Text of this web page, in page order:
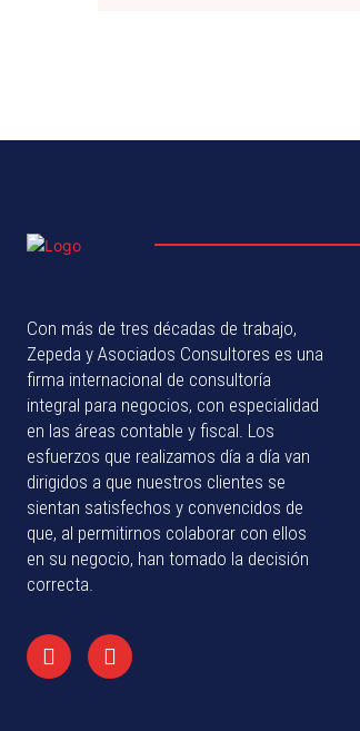
Con más de tres décadas de trabajo,
Zepeda y Asociados Consultores es una
firma internacional de consultoría
integral para negocios, con especialidad
en las áreas contable y fiscal. Los
esfuerzos que realizamos día a día van
dirigidos a que nuestros clientes se
sientan satisfechos y convencidos de
que, al permitirnos colaborar con ellos
en su negocio, han tomado la decisión
correcta.